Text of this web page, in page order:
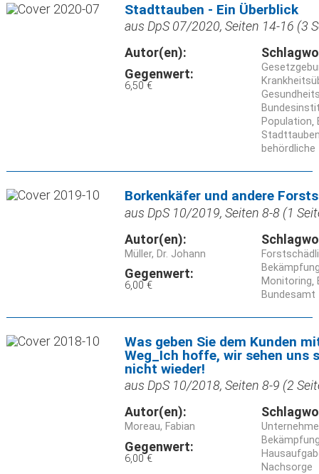
Stadttauben - Ein Überblick
aus DpS 07/2020, Seiten 14-16 (3
Autor(en):
Gegenwert:
6,50 €
Population
Borkenkäfer und andere
aus DpS 10/2019, Seiten 8-8 (1
Autor(en):
Müller, Dr. Johann
Gegenwert:
6,00 €
Monitoring
Was geben Sie dem Kunden
Weg_Ich hoffe, wir sehen uns
nicht wieder!
aus DpS 10/2018, Seiten 8-9 (2
Autor(en):
Moreau, Fabian
Gegenwert:
6,00 €
Nachsorge